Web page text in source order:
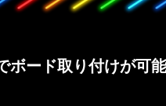
ボード取り付けが可